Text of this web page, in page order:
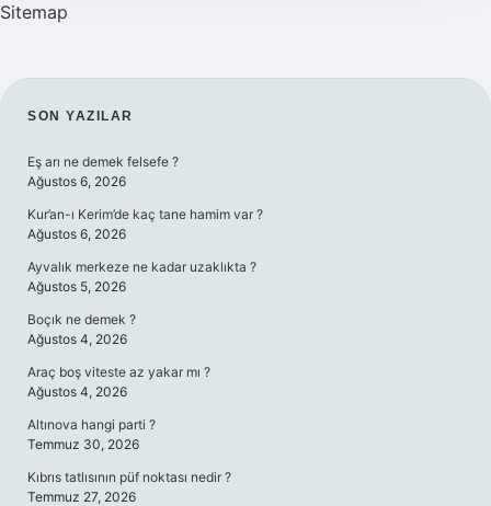
Sitemap
SIDEBAR
SON YAZILAR
Eş arı ne demek felsefe ?
Ağustos 6, 2026
Kur’an-ı Kerim’de kaç tane hamim var ?
Ağustos 6, 2026
Ayvalık merkeze ne kadar uzaklıkta ?
Ağustos 5, 2026
Boçık ne demek ?
Ağustos 4, 2026
Araç boş viteste az yakar mı ?
Ağustos 4, 2026
Altınova hangi parti ?
Temmuz 30, 2026
Kıbrıs tatlısının püf noktası nedir ?
Temmuz 27, 2026